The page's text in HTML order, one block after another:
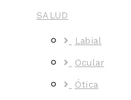
SALUD
Labial
Ocular
Ótica